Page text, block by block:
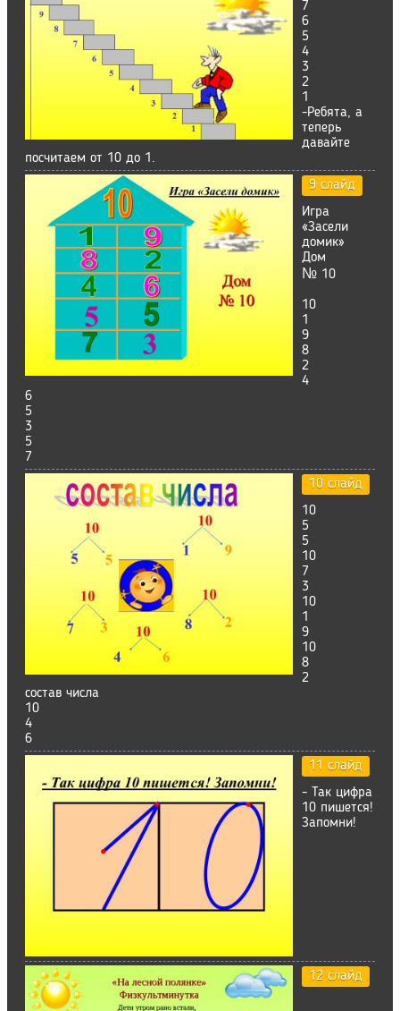
7
6
5
4
3
2
1
-Ребята, а
теперь
давайте
посчитаем от 10 до 1.
9 слайд
Игра
«Засели
домик»
Дом
№ 10
10
1
9
8
2
4
6
5
3
5
7
10 слайд
10
5
5
10
7
3
10
1
9
10
8
2
состав числа
10
4
6
11 слайд
- Так цифра
10 пишется!
Запомни!
12 слайд